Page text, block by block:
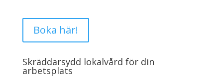
Boka här!
Skräddarsydd lokalvård för din
arbetsplats